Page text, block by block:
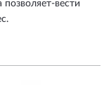
вести